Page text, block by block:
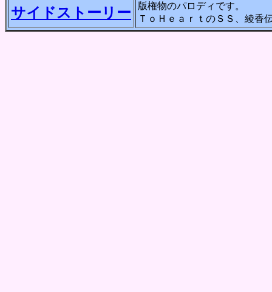
サイドストーリー
版権物のパロディです。
ＴｏＨｅａｒｔのＳＳ、綾香